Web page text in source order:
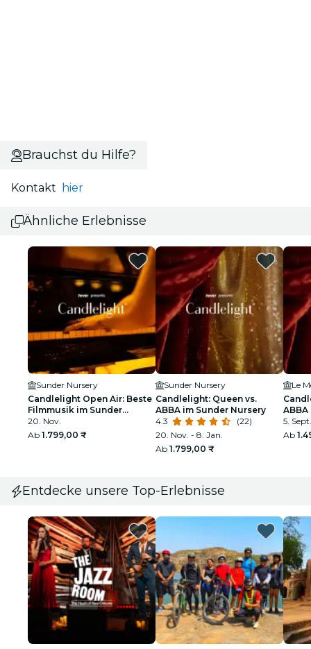
Brauchst du Hilfe?
Kontakt hier
Ähnliche Erlebnisse
Sunder Nursery
Candlelight Open Air: Beste
Filmmusik im Sunder
Nursery
20. Nov.
Ab 1.799,00 ₹
Sunder Nursery
Candlelight: Queen vs.
ABBA im Sunder Nursery
4.3
(22)
20. Nov. - 8. Jan.
Ab 1.799,00 ₹
Le
5. Sept.
Ab
Entdecke unsere Top-Erlebnisse